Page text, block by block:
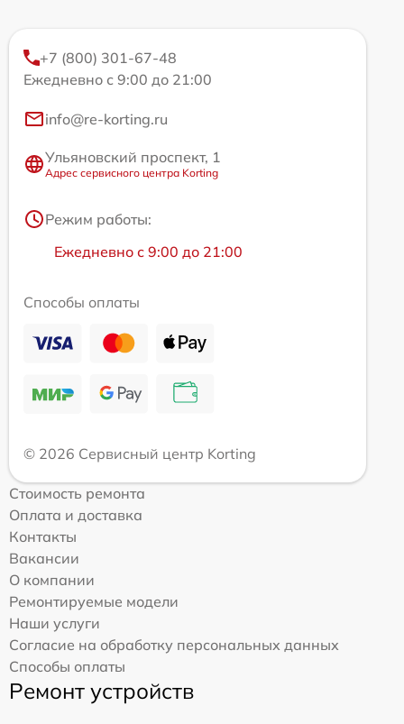
+7 (800) 301-67-48
Ежедневно с 9:00 до 21:00
info@re-korting.ru
Ульяновский проспект, 1
Адрес сервисного центра Korting
Режим работы:
Ежедневно с 9:00 до 21:00
Способы оплаты
© 2026 Сервисный центр Korting
Стоимость ремонта
Оплата и доставка
Контакты
Вакансии
О компании
Ремонтируемые модели
Наши услуги
Согласие на обработку персональных данных
Способы оплаты
Ремонт устройств